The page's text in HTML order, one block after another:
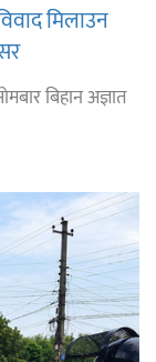
मिलाउन
बिहान अज्ञात